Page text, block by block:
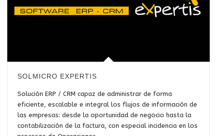
SOLMICRO EXPERTIS
Solución ERP / CRM capaz de administrar de forma
eficiente, escalable e integral los flujos de información de
las empresas: desde la oportunidad de negocio hasta la
contabilización de la factura, con especial incidencia en los